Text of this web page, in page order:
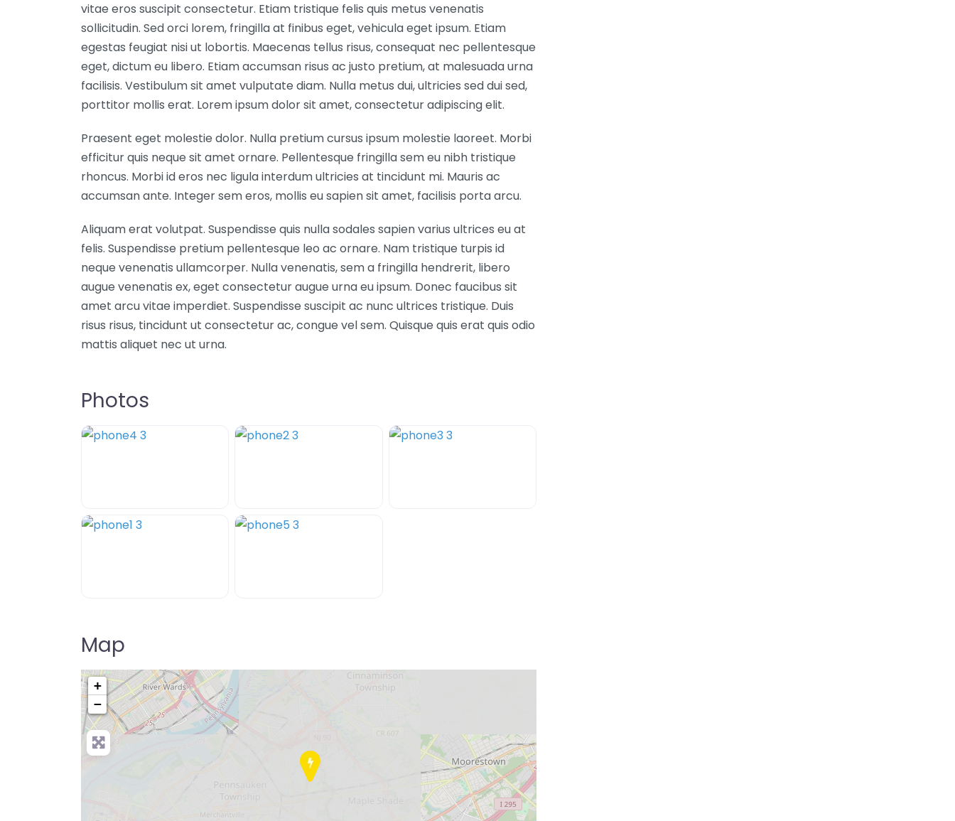
vitae eros suscipit consectetur. Etiam tristique felis quis metus venenatis
sollicitudin. Sed orci lorem, fringilla at finibus eget, vehicula eget ipsum. Etiam
egestas feugiat nisi ut lobortis. Maecenas tellus risus, consequat nec pellentesque
eget, dictum eu libero. Etiam accumsan risus ac justo pretium, at malesuada urna
facilisis. Vestibulum sit amet vulputate diam. Nulla metus dui, ultricies sed dui sed,
porttitor mollis erat. Lorem ipsum dolor sit amet, consectetur adipiscing elit.
Praesent eget molestie dolor. Nulla pretium cursus ipsum molestie laoreet. Morbi
efficitur quis neque sit amet ornare. Pellentesque fringilla sem eu nibh tristique
rhoncus. Morbi id eros nec ligula interdum ultricies at tincidunt mi. Mauris ac
accumsan ante. Integer sem eros, mollis eu sapien sit amet, facilisis porta arcu.
Aliquam erat volutpat. Suspendisse quis nulla sodales sapien varius ultrices eu at
felis. Suspendisse pretium pellentesque leo ac ornare. Nam tristique turpis id
neque venenatis ullamcorper. Nulla venenatis, sem a fringilla hendrerit, libero
augue venenatis ex, eget consectetur augue urna eu ipsum. Donec faucibus sit
amet arcu vitae imperdiet. Suspendisse suscipit ac nunc ultrices tristique. Duis
risus risus, tincidunt ut consectetur ac, congue vel sem. Quisque quis erat quis odio
mattis aliquet nec ut urna.
Photos
Map
+
−